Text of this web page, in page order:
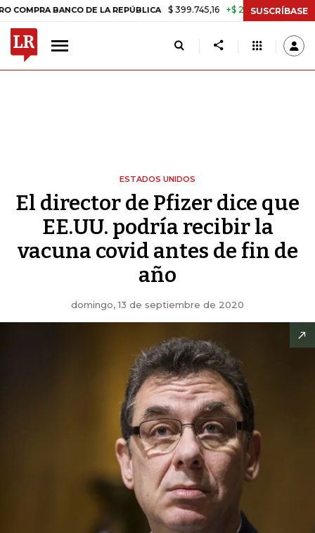
BANCO DE LA REPÚBLICA $ 399.745,16 +$ 2.295,71 +0,58% TASA
SUSCRÍBASE
ESTADOS UNIDOS
El director de Pfizer dice que
EE.UU. podría recibir la
vacuna covid antes de fin de
año
domingo, 13 de septiembre de 2020